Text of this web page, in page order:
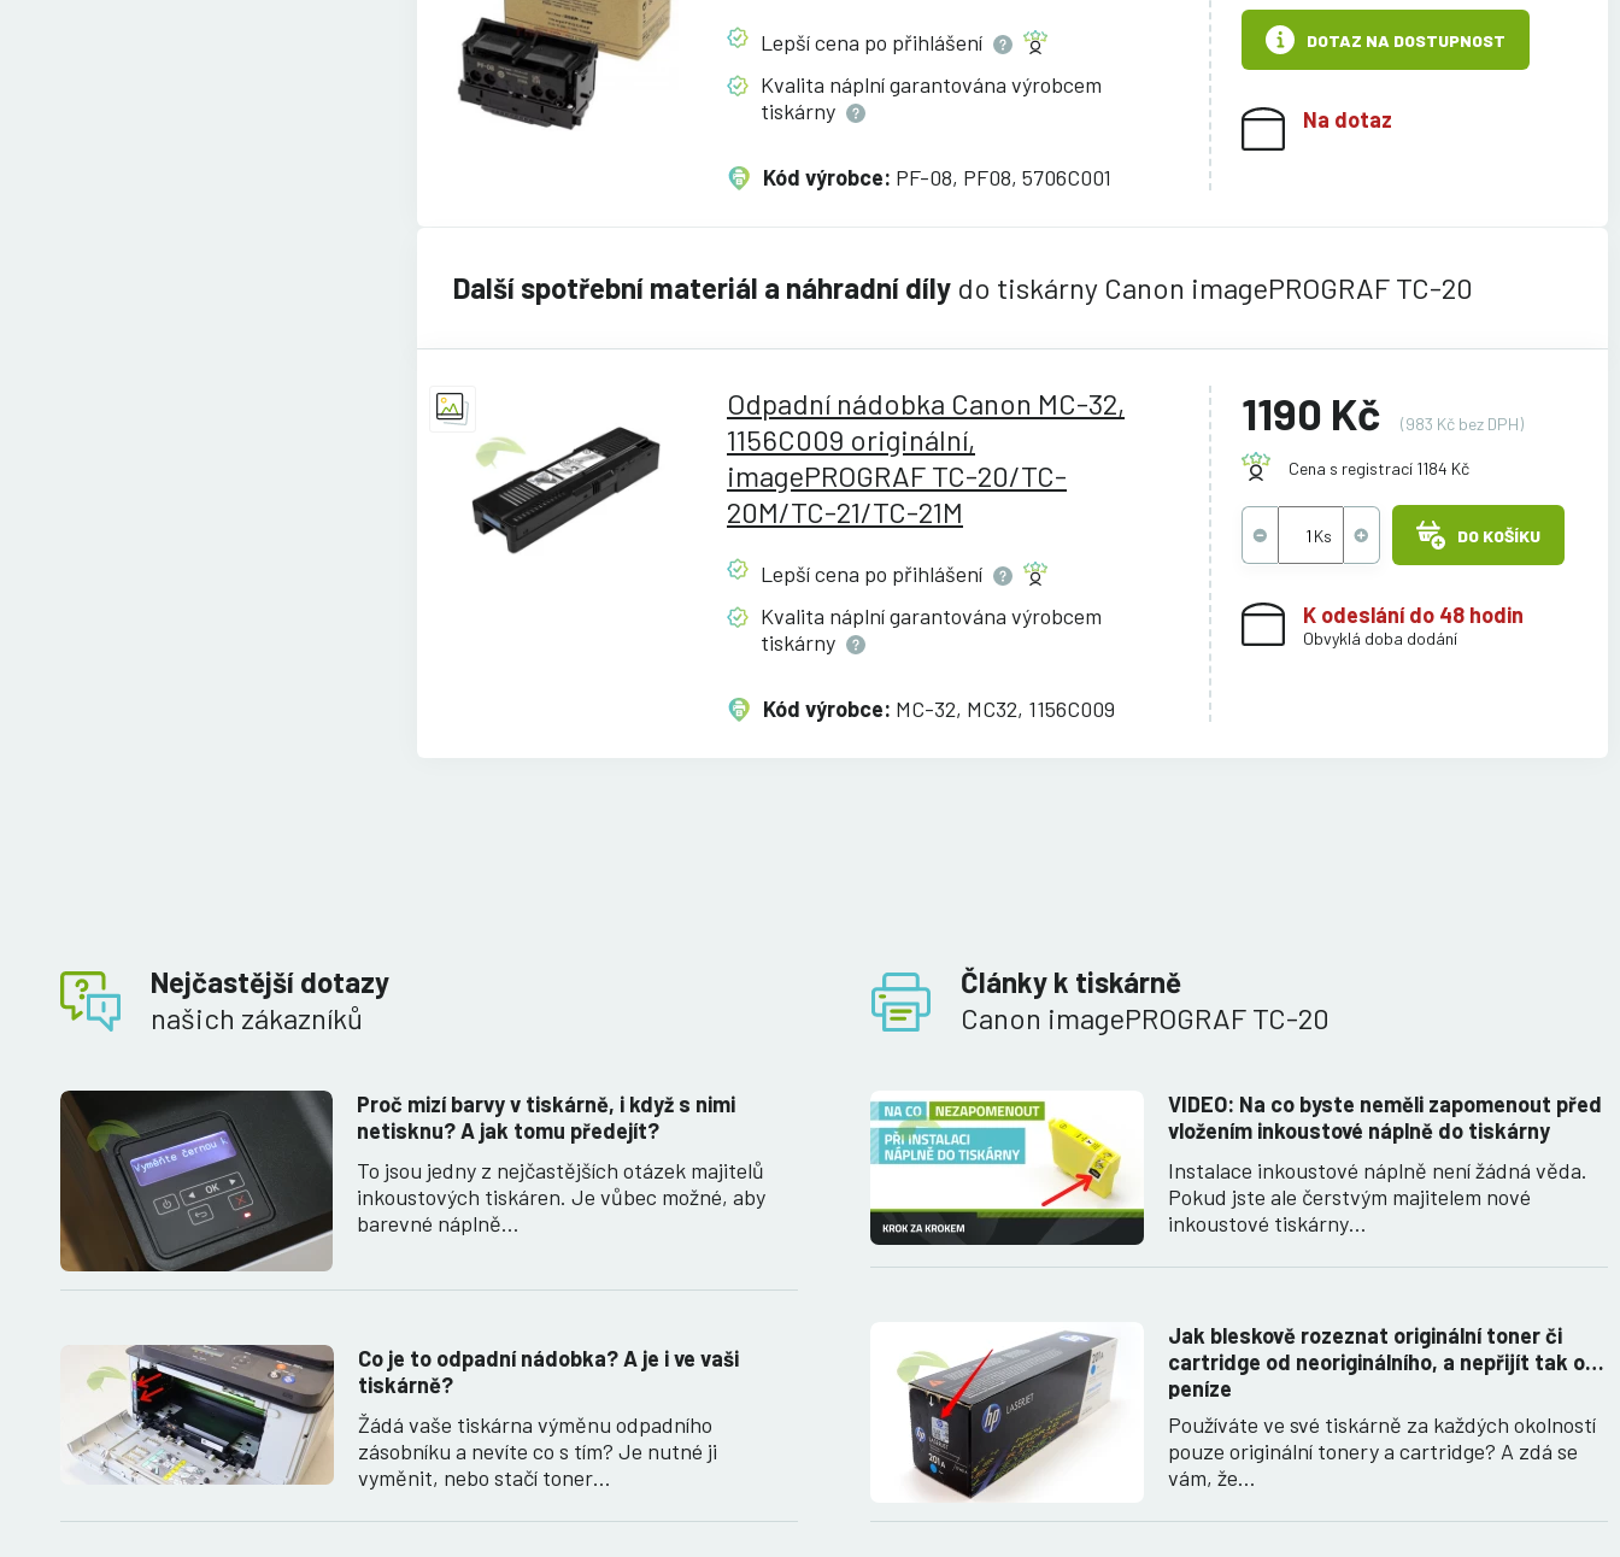
Lepší cena po přihlášení
Kvalita náplní garantována výrobcem
tiskárny
Kód výrobce: PF-08, PF08, 5706C001
DOTAZ NA DOSTUPNOST
Na dotaz
Další spotřební materiál a náhradní díly do tiskárny Canon imagePROGRAF TC-20
Odpadní nádobka Canon MC-32,
1156C009 originální,
imagePROGRAF TC-20/TC-
20M/TC-21/TC-21M
Lepší cena po přihlášení
Kvalita náplní garantována výrobcem
tiskárny
Kód výrobce: MC-32, MC32, 1156C009
1190 Kč (983 Kč bez DPH)
Cena s registrací 1184 Kč
DO KOŠÍKU
K odeslání do 48 hodin
Obvyklá doba dodání
Nejčastější dotazy
našich zákazníků
Články k tiskárně
Canon imagePROGRAF TC-20
Proč mizí barvy v tiskárně, i když s nimi
netisknu? A jak tomu předejít?
To jsou jedny z nejčastějších otázek majitelů
inkoustových tiskáren. Je vůbec možné, aby
barevné náplně…
Co je to odpadní nádobka? A je i ve vaši
tiskárně?
Žádá vaše tiskárna výměnu odpadního
zásobníku a nevíte co s tím? Je nutné ji
vyměnit, nebo stačí toner…
VIDEO: Na co byste neměli zapomenout před
vložením inkoustové náplně do tiskárny
Instalace inkoustové náplně není žádná věda.
Pokud jste ale čerstvým majitelem nové
inkoustové tiskárny…
Jak bleskově rozeznat originální toner či
cartridge od neoriginálního, a nepřijít tak o
peníze
Používáte ve své tiskárně za každých okolností
pouze originální tonery a cartridge? A zdá se
vám, že…